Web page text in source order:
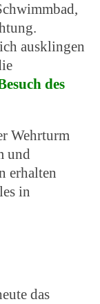
ausklingen
des
Wehrturm
und
erhalten
in
das